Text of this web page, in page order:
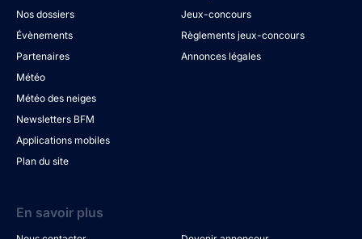
Nos dossiers
Évènements
Partenaires
Météo
Météo des neiges
Newsletters BFM
Applications mobiles
Plan du site
Jeux-concours
Règlements jeux-concours
Annonces légales
En savoir plus